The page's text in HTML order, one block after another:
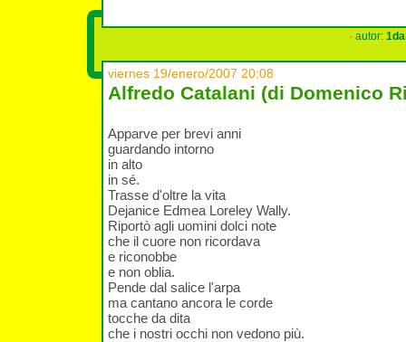
· autor:
viernes 19/enero/2007 20:08
Alfredo Catalani (di Domenico
Apparve per brevi anni
guardando intorno
in alto
in sé.
Trasse d'oltre la vita
Dejanice Edmea Loreley Wally.
Riportò agli uomini dolci note
che il cuore non ricordava
e riconobbe
e non oblia.
Pende dal salice l'arpa
ma cantano ancora le corde
tocche da dita
che i nostri occhi non vedono più.